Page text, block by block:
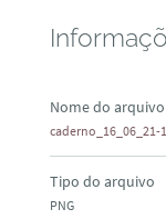
Nome do arquivo
caderno_16_06_21-
Tipo do arquivo
PNG